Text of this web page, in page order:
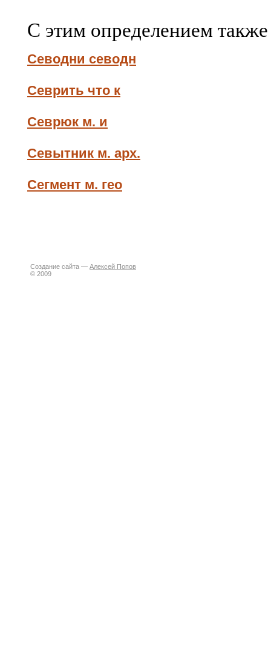
С этим определением
Севодни севодн
Севрить что к
Севрюк м. и
Севытник м. арх.
Сегмент м. гео
Создание сайта — Алексей Попов
© 2009